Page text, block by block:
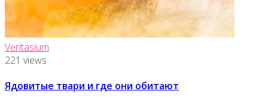
Veritasium
221 views
Ядовитые твари и где они обитают